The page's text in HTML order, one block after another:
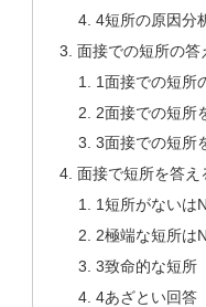
4短所の原因分
面接での短所の答
1面接での短所
2面接での短所
3面接での短所
面接で短所を答え
1短所がないは
2極端な短所は
3致命的な短所
4あざとい回答